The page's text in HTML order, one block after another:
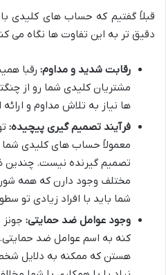
قبلاً گفتیم که حساب های کلیدی
دقیق تر به این تفاوت ها نگاه می
رقابت شدید و مداوم: رقبا
مشتریان کلیدی شما رو از
ها نیاز به تلاش مداوم و
فرآیند تصمیم گیری پیچیده:
معمولاً حساب های کلیدی شما
تصمیم گیرنده نیست. چندین
مختلف وجود دارن که همه
شما باید با افراد زیادی تو
وجود عوامل ضد حمایتی:
کنه به اسم عوامل ضد حمایتی.
هستن که ممکنه به دلایل